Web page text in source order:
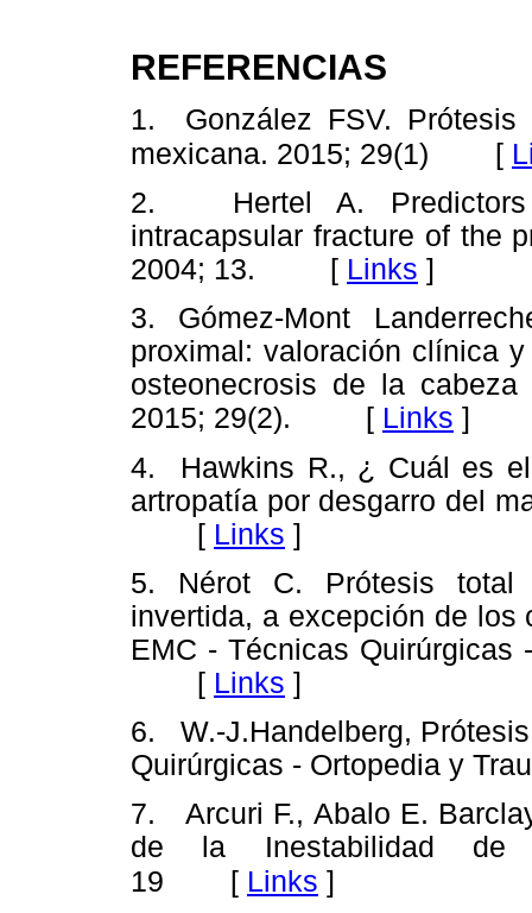
REFERENCIAS
1. González FSV. Prótesis
mexicana. 2015; 29(1) [
2. Hertel A. Predictors
intracapsular fracture of the
2004; 13. [ Links ]
3. Gómez-Mont
proximal: valoración clínica
osteonecrosis de la cabeza
2015; 29(2). [ Links ]
4. Hawkins R., ¿ Cuál es el
artropatía por desgarro del
[ Links ]
5. Nérot C. Prótesis total
invertida, a excepción de los
EMC - Técnicas Quirúrgicas
[ Links ]
6. W.-J.Handelberg,
Quirúrgicas - Ortopedia y
7. Arcuri F., Abalo E.
de la Inestabilidad de
19 [ Links ]